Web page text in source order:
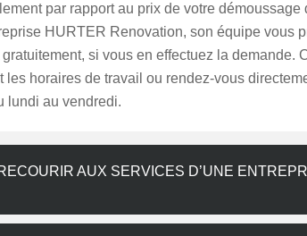
par rapport au prix de votre démoussage
HURTER Renovation, son équipe vous
si vous en effectuez la demande.
les horaires de travail ou rendez-vous
lundi au vendredi.
AUX SERVICES D’UNE